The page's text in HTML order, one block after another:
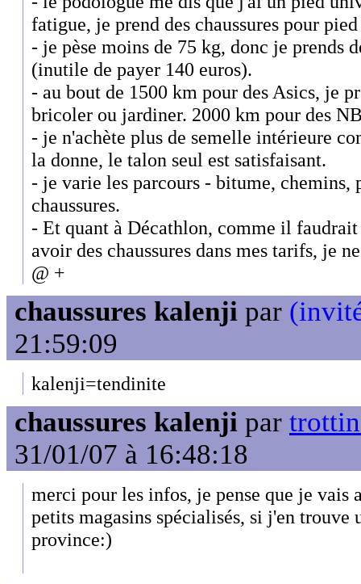
fatigue, je prend des chaussures pour
- je pèse moins de 75 kg, donc je prends
(inutile de payer 140 euros).
- au bout de 1500 km pour des Asics, je
bricoler ou jardiner. 2000 km pour des
- je n'achète plus de semelle intérieure
la donne, le talon seul est satisfaisant.
- je varie les parcours - bitume, chemins,
chaussures.
- Et quant à Décathlon, comme il faudrait
avoir des chaussures dans mes tarifs, je
@ +
chaussures kalenji par
21:59:09
kalenji=tendinite
chaussures kalenji par
31/01/07 à 16:48:18
merci pour les infos, je pense que je vais
petits magasins spécialisés, si j'en trouve
province:)